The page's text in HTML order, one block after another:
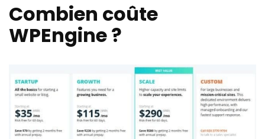
Combien coûte
WPEngine ?